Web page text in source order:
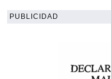
PUBLICIDAD